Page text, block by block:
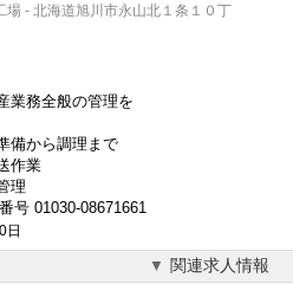
- 北海道旭川市永山北１条１０丁
業務全般の管理を
備から調理まで
作業
理
号 01030-08671661
日
関連求人情報